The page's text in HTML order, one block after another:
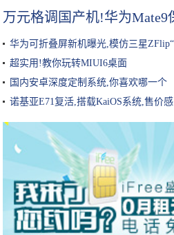
万元格调国产机!华为Mate9
华为可折叠屏新机曝光,模仿三星
超实用!教你玩转MIUI6桌面
国内安卓深度定制系统,你喜欢哪一个
诺基亚E71复活,搭载KaiOS系统,售价